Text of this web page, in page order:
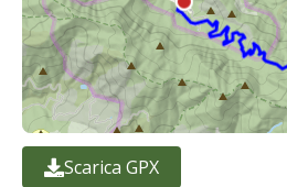
Scarica GPX